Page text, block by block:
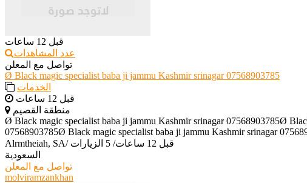
قبل 12 ساعات
عدد المشاهدات
تواصل مع المعلن
Ø Black magic specialist baba ji jammu Kashmir srinagar 07568903785
الخدمات
قبل 12 ساعات
منطقة القصيم
Ø Black magic specialist baba ji jammu Kashmir srinagar 07568903785Ø
07568903785Ø Black magic specialist baba ji jammu Kashmir srinagar
Alrmtheiah, SA/ قبل 12 ساعات / 5 الزيارات
السعودية
تواصل مع المعلن
molviramzankhan